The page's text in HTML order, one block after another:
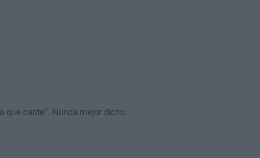
que cante”. Nunca mejor dicho.